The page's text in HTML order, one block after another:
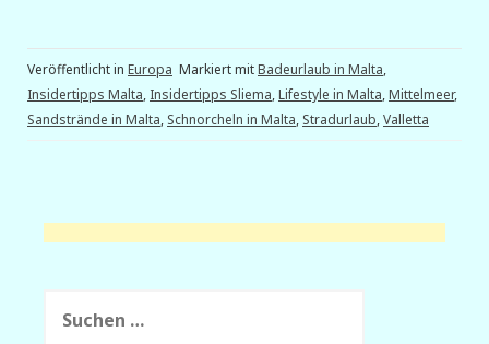
Veröffentlicht in Europa Markiert mitBadeurlaub in Malta,
Insidertipps Malta, Insidertipps Sliema,Lifestyle in Malta,Mittelmeer,
Sandstrände in Malta, Schnorcheln in Malta, Stradurlaub,Valletta
nach: